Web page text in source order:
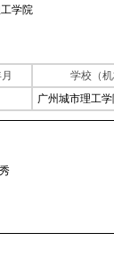
学院
学校（机
广州城市理工学